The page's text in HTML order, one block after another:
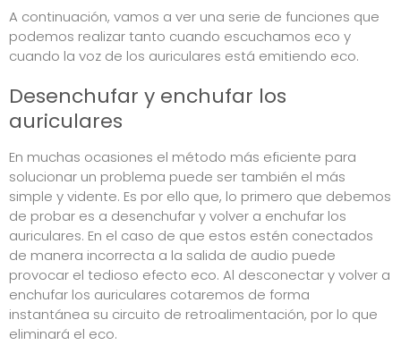
A continuación, vamos a ver una serie de funciones que
podemos realizar tanto cuando escuchamos eco y
cuando la voz de los auriculares está emitiendo eco.
Desenchufar y enchufar los
auriculares
En muchas ocasiones el método más eficiente para
solucionar un problema puede ser también el más
simple y vidente. Es por ello que, lo primero que debemos
de probar es a desenchufar y volver a enchufar los
auriculares. En el caso de que estos estén conectados
de manera incorrecta a la salida de audio puede
provocar el tedioso efecto eco. Al desconectar y volver a
enchufar los auriculares cotaremos de forma
instantánea su circuito de retroalimentación, por lo que
eliminará el eco.